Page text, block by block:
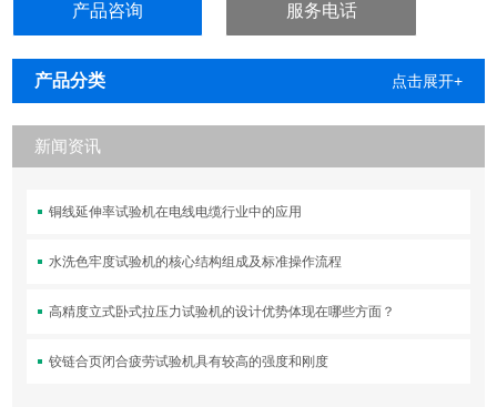
简单、构造小巧准确性高、功能齐全为核心。
产品咨询 服务电话
产品分类 点击展开+
新闻资讯
铜线延伸率试验机在电线电缆行业中的应用
水洗色牢度试验机的核心结构组成及标准操作流程
高精度立式卧式拉压力试验机的设计优势体现在哪些方面？
铰链合页闭合疲劳试验机具有较高的强度和刚度